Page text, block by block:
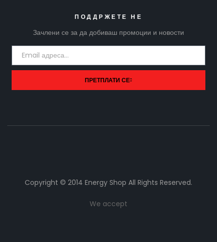
ПОДДРЖЕТЕ НЕ
Зачлени се за да добиваш промоции и новости
ПРЕТПЛАТИ СЕ
Copyright © 2014 Energy Shop All Rights Reserved.
We accept